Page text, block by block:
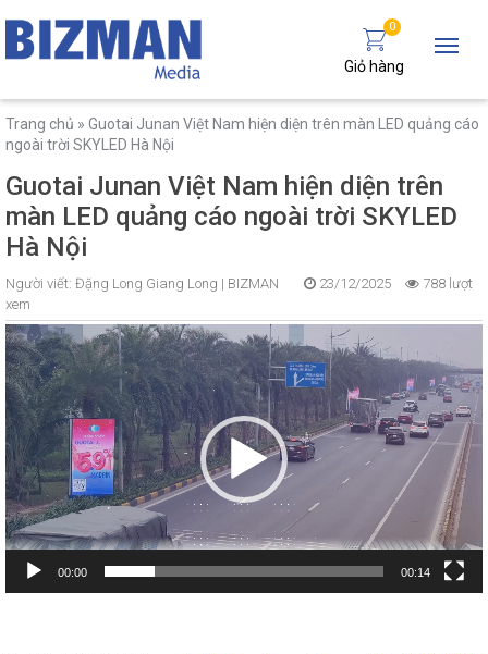
0
Giỏ hàng
Trang chủ » Guotai Junan Việt Nam hiện diện trên màn LED quảng cáo
ngoài trời SKYLED Hà Nội
Guotai Junan Việt Nam hiện diện trên
màn LED quảng cáo ngoài trời SKYLED
Hà Nội
Người viết: Đặng Long Giang Long | BIZMAN 23/12/2025
788 lượt
xem
Trình
chơi
Video
00:00 00:14